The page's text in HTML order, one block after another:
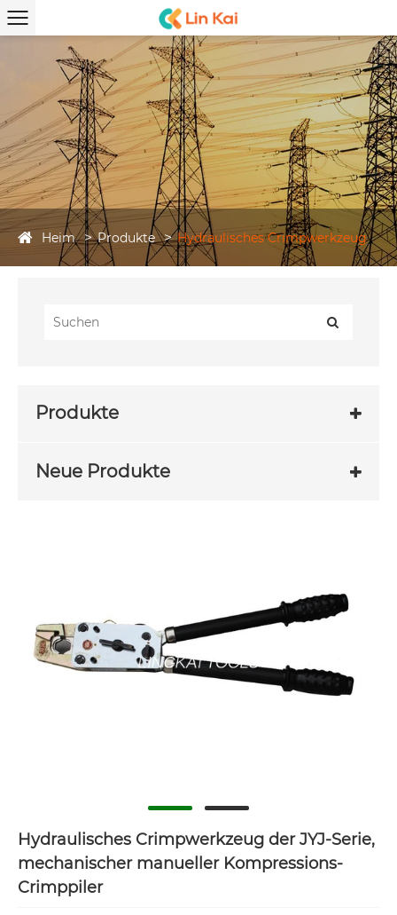
Heim Produkte Hydraulisches Crimpwerkzeug
Produkte
Neue Produkte
Hydraulisches Crimpwerkzeug der JYJ-Serie,
mechanischer manueller Kompressions-
Crimppiler